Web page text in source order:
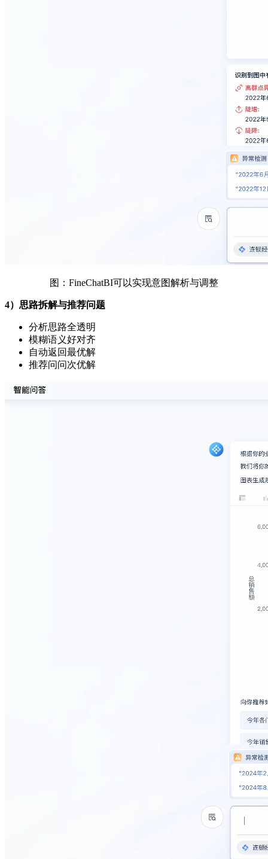
图：FineChatBI可以实现意图解析与调整
4）思路拆解与推荐问题
分析思路全透明
模糊语义好对齐
自动返回最优解
推荐问问次优解